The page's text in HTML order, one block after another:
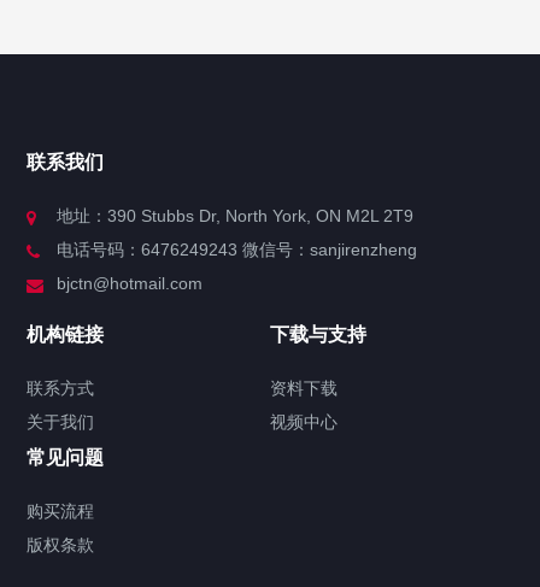
服务分类
签署类文件海牙认证程序费用
视频中心
联系我们
地址：390 Stubbs Dr, North York, ON M2L 2T9
电话号码：6476249243 微信号：sanjirenzheng
bjctn@hotmail.com
机构链接
联系方式
关于我们
下载与支持
资料下载
视频中心
常见问题
购买流程
版权条款